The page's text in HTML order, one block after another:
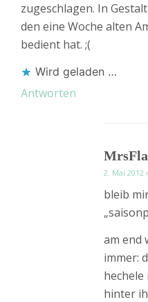
zugeschlagen. In
den eine Woche alten
bedient hat. ;(
Wird geladen …
Antworten
2. Mai 2012
bleib
am end
immer:
hinter